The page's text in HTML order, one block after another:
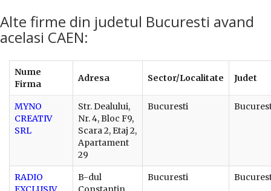
Alte firme din judetul Bucuresti avand
acelasi CAEN:
Nume
Firma
Adresa Sector/Localitate Judet
MYNO
CREATIV
SRL
Str. Dealului,
Nr. 4, Bloc F9,
Scara 2, Etaj 2,
Apartament
29
Bucuresti
RADIO
B-dul
Bucuresti